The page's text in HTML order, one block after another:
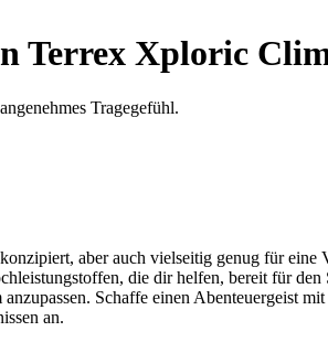
Terrex Xploric
Tragegefühl.
aber auch vielseitig genug für
die dir helfen, bereit für
Schaffe einen Abenteuergeist
an.